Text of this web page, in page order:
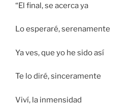
“El final, se acerca ya
Lo esperaré, serenamente
Ya ves, que yo he sido así
Te lo diré, sinceramente
Viví, la inmensidad